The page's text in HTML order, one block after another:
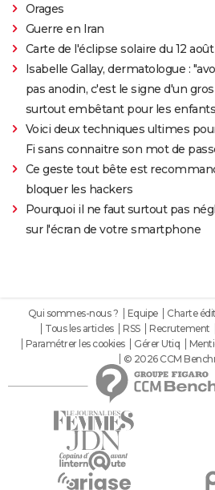
Orages
Guerre en Iran
Carte de l'éclipse solaire du 12 août
Isabelle Gallay, dermatologue :
pas anodin, c'est le signe d'un
surtout embêtant pour les
Voici deux techniques ultimes
Fi sans connaitre son mot de
Ce geste tout bête est
bloquer les hackers
Pourquoi il ne faut surtout pas
sur l'écran de votre smartphone
Qui sommes-nous ? Equipe Charte
Tous les articles
RSS Recrutement
Paramétrer les cookies
Gérer Utiq
© 2026 CCM